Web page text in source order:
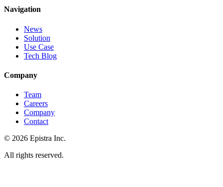
Navigation
News
Solution
Use Case
Tech Blog
Company
Team
Careers
Company
Contact
© 2026 Epistra Inc.
All rights reserved.